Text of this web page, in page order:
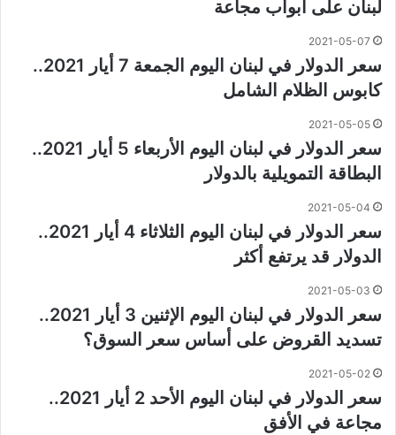
لبنان على أبواب مجاعة
2021-05-07
سعر الدولار في لبنان اليوم الجمعة 7 أيار 2021..
كابوس الظلام الشامل
2021-05-05
سعر الدولار في لبنان اليوم الأربعاء 5 أيار 2021..
البطاقة التمويلية بالدولار
2021-05-04
سعر الدولار في لبنان اليوم الثلاثاء 4 أيار 2021..
الدولار قد يرتفع أكثر
2021-05-03
سعر الدولار في لبنان اليوم الإثنين 3 أيار 2021..
تسديد القروض على أساس سعر السوق؟
2021-05-02
سعر الدولار في لبنان اليوم الأحد 2 أيار 2021..
مجاعة في الأفق